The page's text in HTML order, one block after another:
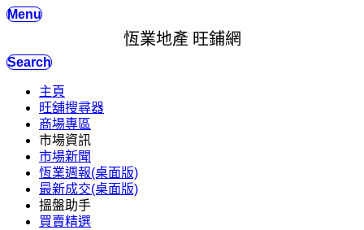
Menu
恆業地產 旺鋪網
Search
主頁
旺舖搜尋器
商場專區
市場資訊
市場新聞
恆業週報(桌面版)
最新成交(桌面版)
搵盤助手
買賣精選